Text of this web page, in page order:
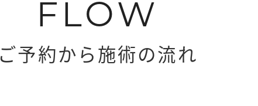
FLOW
ご予約から施術の流れ